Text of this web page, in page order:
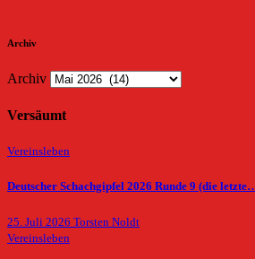
Archiv
Archiv
Versäumt
Vereinsleben
Deutscher Schachgipfel 2026 Runde 9 (die
25. Juli 2026 Torsten Noldt
Vereinsleben